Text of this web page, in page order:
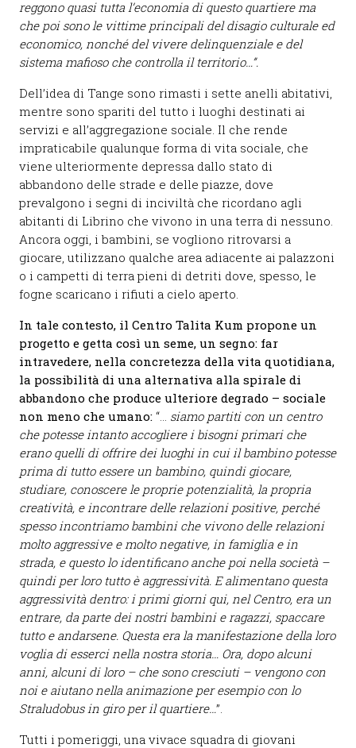
reggono quasi tutta l’economia di questo quartiere ma
che poi sono le vittime principali del disagio culturale ed
economico, nonché del vivere delinquenziale e del
sistema mafioso che controlla il territorio…”.
Dell’idea di Tange sono rimasti i sette anelli abitativi,
mentre sono spariti del tutto i luoghi destinati ai
servizi e all’aggregazione sociale. Il che rende
impraticabile qualunque forma di vita sociale, che
viene ulteriormente depressa dallo stato di
abbandono delle strade e delle piazze, dove
prevalgono i segni di inciviltà che ricordano agli
abitanti di Librino che vivono in una terra di nessuno.
Ancora oggi, i bambini, se vogliono ritrovarsi a
giocare, utilizzano qualche area adiacente ai palazzoni
o i campetti di terra pieni di detriti dove, spesso, le
fogne scaricano i rifiuti a cielo aperto.
In tale contesto, il Centro Talita Kum propone un
progetto e getta così un seme, un segno: far
intravedere, nella concretezza della vita quotidiana,
la possibilità di una alternativa alla spirale di
abbandono che produce ulteriore degrado – sociale
non meno che umano: “… siamo partiti con un centro
che potesse intanto accogliere i bisogni primari che
erano quelli di offrire dei luoghi in cui il bambino potesse
prima di tutto essere un bambino, quindi giocare,
studiare, conoscere le proprie potenzialità, la propria
creatività, e incontrare delle relazioni positive, perché
spesso incontriamo bambini che vivono delle relazioni
molto aggressive e molto negative, in famiglia e in
strada, e questo lo identificano anche poi nella società –
quindi per loro tutto è aggressività. E alimentano questa
aggressività dentro: i primi giorni qui, nel Centro, era un
entrare, da parte dei nostri bambini e ragazzi, spaccare
tutto e andarsene. Questa era la manifestazione della loro
voglia di esserci nella nostra storia… Ora, dopo alcuni
anni, alcuni di loro – che sono cresciuti – vengono con
noi e aiutano nella animazione per esempio con lo
Straludobus in giro per il quartiere…”.
Tutti i pomeriggi, una vivace squadra di giovani